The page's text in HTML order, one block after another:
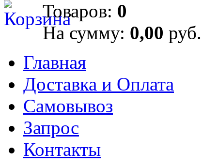
Товаров: 0
На сумму: 0,00 руб.
Главная
Доставка и Оплата
Самовывоз
Запрос
Контакты